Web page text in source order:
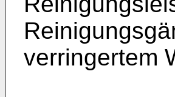
verringertem